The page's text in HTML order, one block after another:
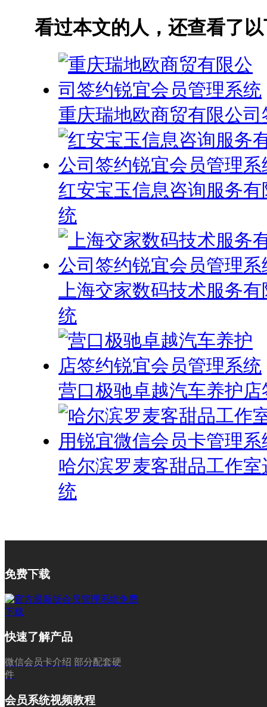
看过本文的人，还查看了
重庆瑞地欧商贸有限公
红安宝玉信息咨询服务
统
上海交家数码技术服务
统
营口极驰卓越汽车养护
哈尔滨罗麦客甜品工作
统
免费下载
快速了解产品
微信会员卡介绍 部分配套硬
件
会员系统视频教程